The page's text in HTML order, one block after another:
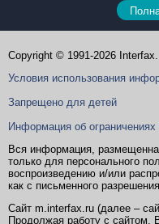
Copyright © 1991-2026
Условия использования
Запрещено для детей
Информация об ограничениях
Вся информация,
только для персонального
воспроизведению и/или
как с письменного
Сайт m.interfax.ru (далее –
Продолжая работу с сайтом,